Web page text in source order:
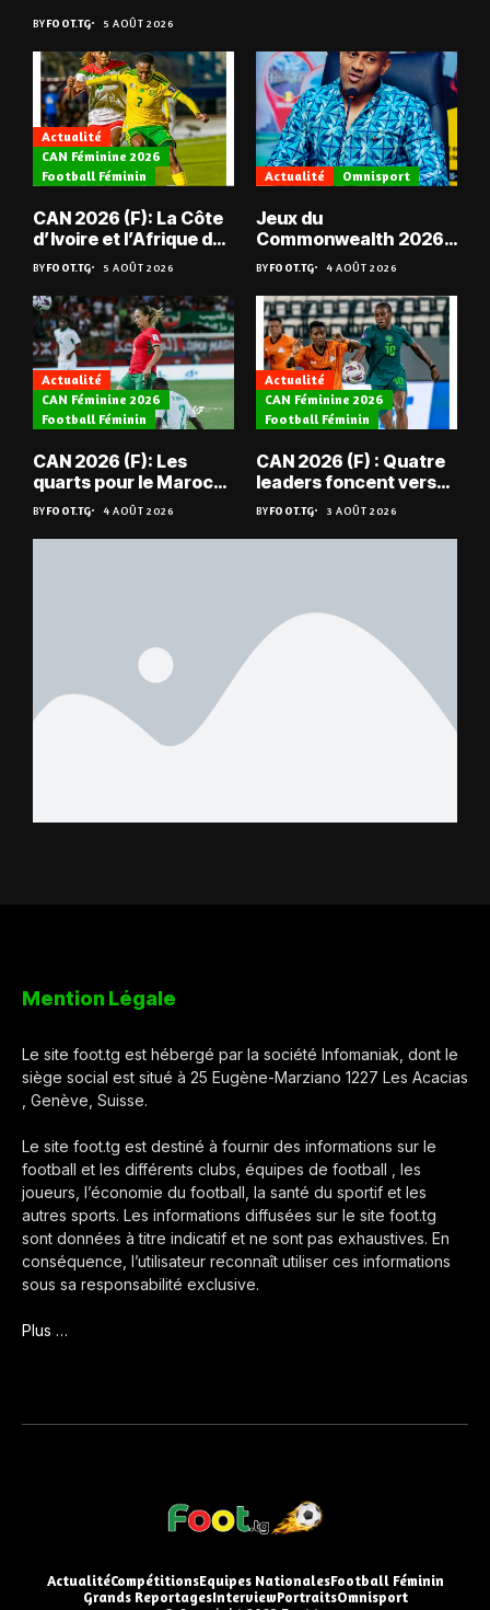
BYFOOT.TG 5 AOÛT 2026
Actualité
CAN Féminine 2026
Football Féminin
CAN 2026 (F): La Côte
d’Ivoire et l’Afrique du
Sud en quarts
BYFOOT.TG 5 AOÛT 2026
Actualité Omnisport
Jeux du
Commonwealth 2026 :
« Les médailles ne
tombent pas du ciel »,
Benjamin Boukpeti
BYFOOT.TG 4 AOÛT 2026
Actualité
CAN Féminine 2026
Football Féminin
CAN 2026 (F): Les
quarts pour le Maroc
et l’Algérie
BYFOOT.TG 4 AOÛT 2026
Actualité
CAN Féminine 2026
Football Féminin
CAN 2026 (F) : Quatre
leaders foncent vers
les quarts
BYFOOT.TG 3 AOÛT 2026
Mention Légale
Le site foot.tg est hébergé par la société Infomaniak, dont le
siège social est situé à 25 Eugène-Marziano 1227 Les Acacias
, Genève, Suisse.
Le site foot.tg est destiné à fournir des informations sur le
football et les différents clubs, équipes de football , les
joueurs, l’économie du football, la santé du sportif et les
autres sports. Les informations diffusées sur le site foot.tg
sont données à titre indicatif et ne sont pas exhaustives. En
conséquence, l’utilisateur reconnaît utiliser ces informations
sous sa responsabilité exclusive.
Plus …
ActualitéCompétitionsEquipes NationalesFootball Féminin
Grands ReportagesInterviewPortraitsOmnisport